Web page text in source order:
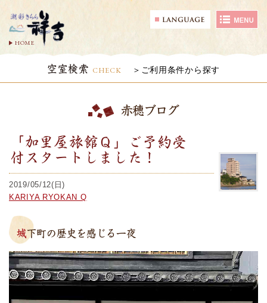
HOME
空室検索 CHECK ご利用条件から探す
赤穂ブログ
「加里屋旅館Ｑ」ご予約受
付スタートしました！
2019/05/12(日)
KARIYA RYOKAN Q
城下町の歴史を感じる一夜